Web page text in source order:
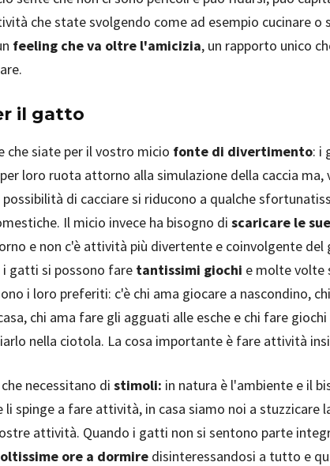
che state svolgendo come ad esempio cucinare o
feeling che va oltre l'amicizia, un rapporto unico
il gatto
siate per il vostro micio fonte di divertimento: i
loro ruota attorno alla simulazione della caccia ma,
possibilità di cacciare si riducono a qualche
Il micio invece ha bisogno di scaricare le
e non c'è attività più divertente e coinvolgente del
i gatti si possono fare tantissimi giochi e molte volte
i loro preferiti: c'è chi ama giocare a nascondino,
chi ama fare gli agguati alle esche e chi fare
nella ciotola. La cosa importante è fare attività
necessitano di stimoli: in natura è l'ambiente e il
li spinge a fare attività, in casa siamo noi a stuzzicare
attività. Quando i gatti non si sentono parte
ore a dormire disinteressandosi a tutto e